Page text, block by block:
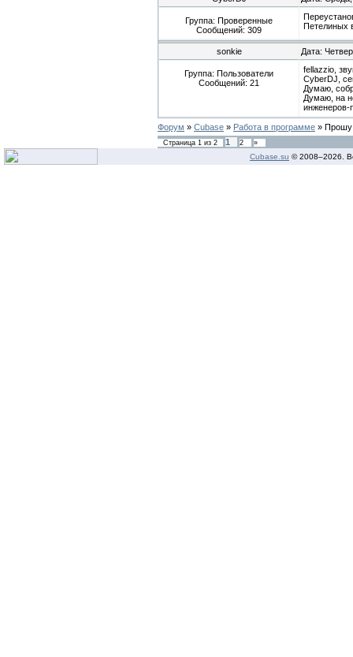
Группа: Проверенные
Сообщений: 309
Петелиных
sonkie Дата:
Группа: Пользователи
Сообщений: 21
fellazzio,
CyberDJ,
Думаю,
Думаю, на
инженеров-
Форум » Cubase » Работа в программе »
Страница 1 из 2 1 2 »
Cubase.su © 2008–2026.